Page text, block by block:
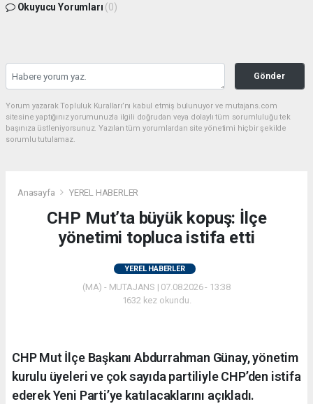
Okuyucu Yorumları (0)
Gönder
Yorum yazarak Topluluk Kuralları’nı kabul etmiş bulunuyor ve mutajans.com
sitesine yaptığınız yorumunuzla ilgili doğrudan veya dolaylı tüm sorumluluğu tek
başınıza üstleniyorsunuz. Yazılan tüm yorumlardan site yönetimi hiçbir şekilde
sorumlu tutulamaz.
Anasayfa YEREL HABERLER
CHP Mut’ta büyük kopuş: İlçe
yönetimi topluca istifa etti
YEREL HABERLER
(MA) - MUTAJANS | 07.08.2026 - 13:38
1632 kez okundu.
CHP Mut İlçe Başkanı Abdurrahman Günay, yönetim
kurulu üyeleri ve çok sayıda partiliyle CHP’den istifa
ederek Yeni Parti’ye katılacaklarını açıkladı.